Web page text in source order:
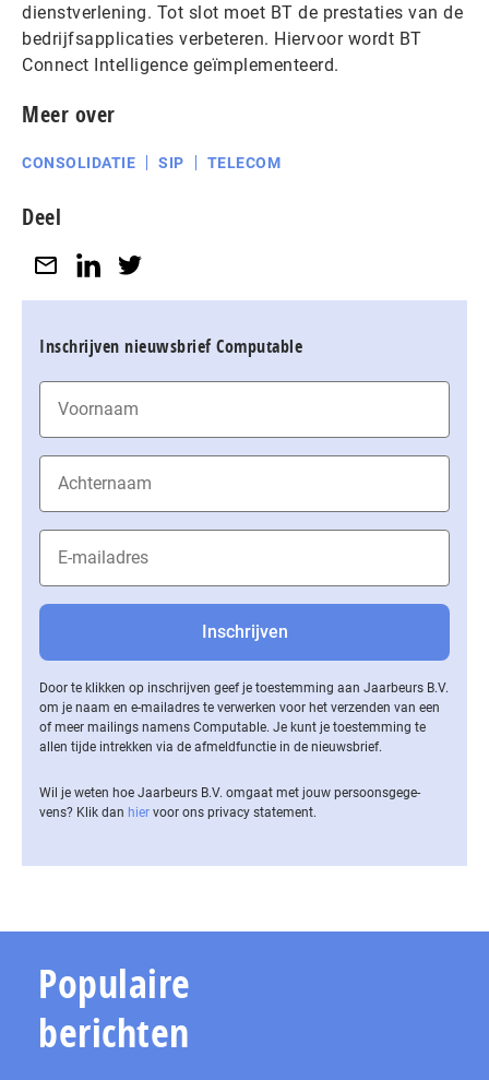
dienstverlening. Tot slot moet BT de prestaties van de
bedrijfsapplicaties verbeteren. Hiervoor wordt BT
Connect Intelligence geïmplementeerd.
Meer over
CONSOLIDATIE SIP TELECOM
Deel
Inschrijven nieuwsbrief Computable
Door te klikken op inschrijven geef je toestemming aan Jaarbeurs B.V.
om je naam en e-mailadres te verwerken voor het verzenden van een
of meer mailings namens Computable. Je kunt je toestemming te
allen tijde intrekken via de af­meld­func­tie in de nieuwsbrief.
Wil je weten hoe Jaarbeurs B.V. omgaat met jouw per­soons­ge­ge­
vens? Klik dan hier voor ons privacy statement.
Populaire
berichten